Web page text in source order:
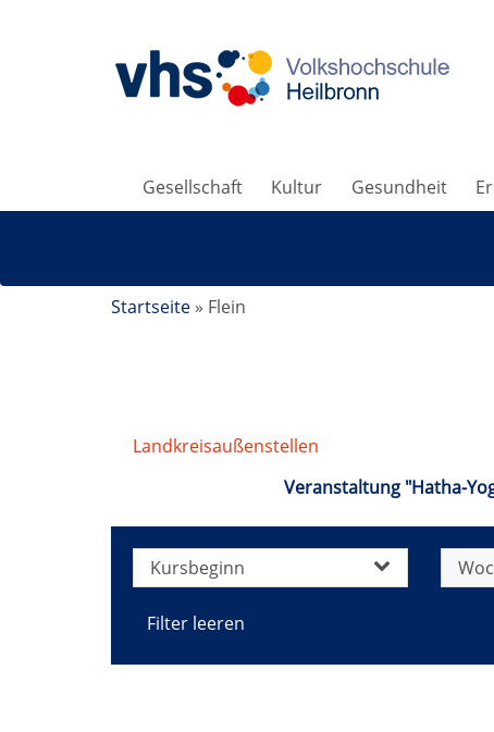
Gesellschaft Kultur Gesundheit
Startseite » Flein
Landkreisaußenstellen
Veranstaltung "Hatha-
Kursbeginn
Filter leeren